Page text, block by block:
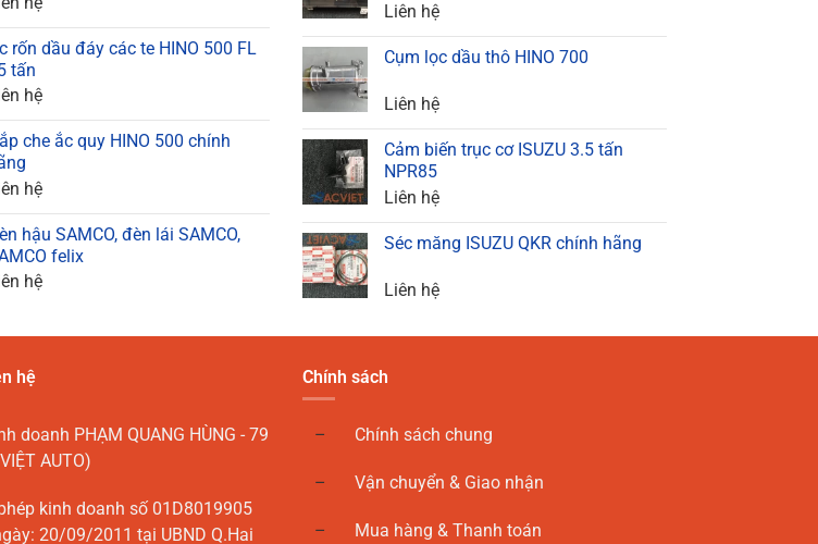
rốn dầu đáy các te HINO 500 FL
tấn
hệ
che ắc quy HINO 500 chính
hệ
hậu SAMCO, đèn lái SAMCO,
felix
hệ
Liên hệ
Cụm lọc dầu thô HINO 700
Liên hệ
Cảm biến trục cơ ISUZU 3.5 tấn
NPR85
Liên hệ
Séc măng ISUZU QKR chính hãng
Liên hệ
hệ
doanh PHẠM QUANG HÙNG - 79
AUTO)
kinh doanh số 01D8019905
20/09/2011 tại UBND Q.Hai
Chính sách
Chính sách chung
Vận chuyển & Giao nhận
Mua hàng & Thanh toán